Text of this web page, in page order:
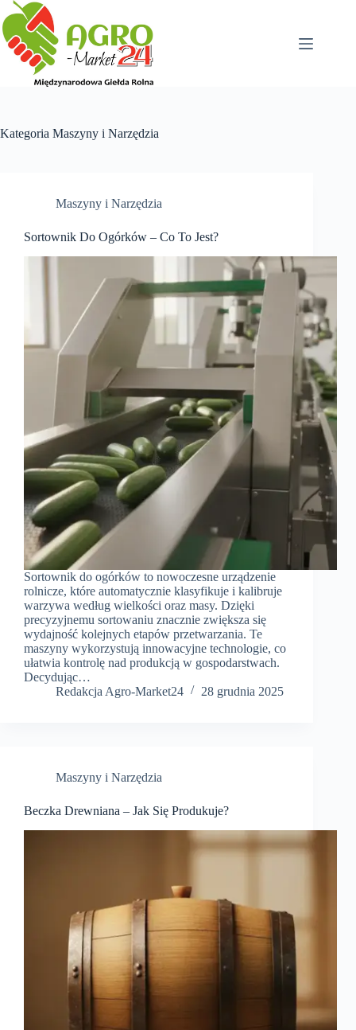
Przejdź
do
treści
Kategoria Maszyny i Narzędzia
Maszyny i Narzędzia
Sortownik Do Ogórków – Co To Jest?
Sortownik do ogórków to nowoczesne urządzenie
rolnicze, które automatycznie klasyfikuje i kalibruje
warzywa według wielkości oraz masy. Dzięki
precyzyjnemu sortowaniu znacznie zwiększa się
wydajność kolejnych etapów przetwarzania. Te
maszyny wykorzystują innowacyjne technologie, co
ułatwia kontrolę nad produkcją w gospodarstwach.
Decydując…
Redakcja Agro-Market24
28 grudnia 2025
Maszyny i Narzędzia
Beczka Drewniana – Jak Się Produkuje?